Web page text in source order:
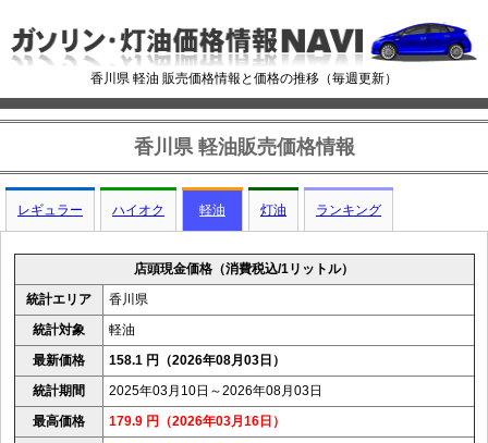
香川県 軽油 販売価格情報と価格の推移（毎週更新）
香川県 軽油販売価格情報
レギュラー ハイオク 軽油 灯油 ランキング
店頭現金価格（消費税込/1リットル）
統計エリア
香川県
統計対象
軽油
最新価格
158.1 円（2026年08月03日）
統計期間
2025年03月10日～2026年08月03日
最高価格
179.9 円（2026年03月16日）